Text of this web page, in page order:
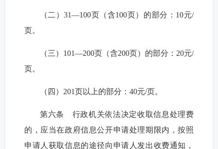
（二）31—100页（含100页）的部分：10元/
页。
（三）101—200页（含200页）的部分：20元/
页。
（四）201页以上的部分：40元/页。
第六条 行政机关依法决定收取信息处理费
的，应当在政府信息公开申请处理期限内，按照
申请人获取信息的途径向申请人发出收费通知，